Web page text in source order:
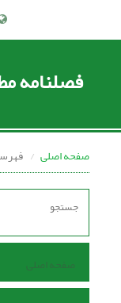
فصلنامه
صفحه اصلی
صفحه اصلی